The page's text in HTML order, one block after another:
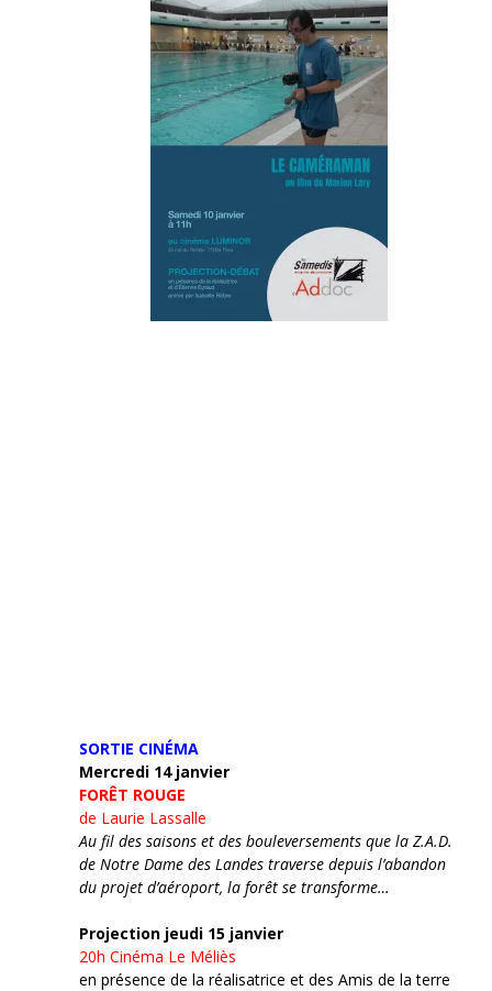
SORTIE CINÉMA
Mercredi 14 janvier
FORÊT ROUGE
de Laurie Lassalle
Au fil des saisons et des bouleversements que la Z.A.D.
de Notre Dame des Landes traverse depuis l’abandon
du projet d’aéroport, la forêt se transforme…
Projection jeudi 15 janvier
20h Cinéma Le Méliès
en présence de la réalisatrice et des Amis de la terre